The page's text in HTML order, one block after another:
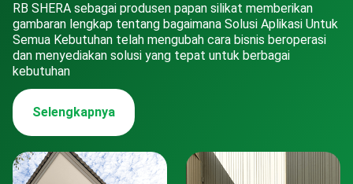
RB SHERA sebagai produsen papan silikat memberikan
gambaran lengkap tentang bagaimana Solusi Aplikasi Untuk
Semua Kebutuhan telah mengubah cara bisnis beroperasi
dan menyediakan solusi yang tepat untuk berbagai
kebutuhan
Selengkapnya